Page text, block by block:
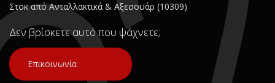
Στοκ από Ανταλλακτικά & Αξεσουάρ (10309)
Δεν βρίσκετε αυτό που ψάχνετε;
Επικοινωνία